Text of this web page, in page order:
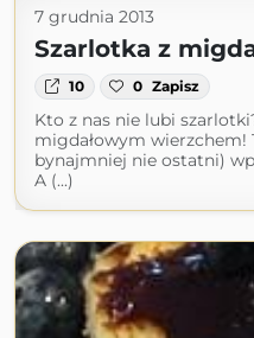
7 grudnia 2013
Szarlotka z
10 0 Zapisz
Kto z nas nie lubi
migdałowym wierzchem!
bynajmniej nie ostatni)
A (...)